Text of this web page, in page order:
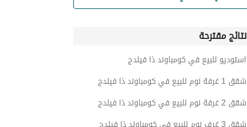
نتائج مقترحة
استوديو للبيع في كومباوند ذا فيلدج
شقق 1 غرفة نوم للبيع في كومباوند ذا فيلدج
شقق 2 غرفة نوم للبيع في كومباوند ذا فيلدج